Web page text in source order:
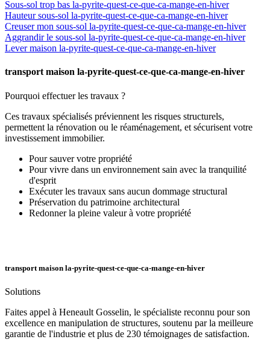
Sous-sol trop bas la-pyrite-quest-ce-que-ca-mange-en-hiver
Hauteur sous-sol la-pyrite-quest-ce-que-ca-mange-en-hiver
Creuser mon sous-sol la-pyrite-quest-ce-que-ca-mange-en-hiver
Aggrandir le sous-sol la-pyrite-quest-ce-que-ca-mange-en-hiver
Lever maison la-pyrite-quest-ce-que-ca-mange-en-hiver
transport maison la-pyrite-quest-ce-que-ca-mange-en-hiver
Pourquoi effectuer les travaux ?
Ces travaux spécialisés préviennent les risques structurels,
permettent la rénovation ou le réaménagement, et sécurisent votre
investissement immobilier.
Pour sauver votre propriété
Pour vivre dans un environnement sain avec la tranquilité
d'esprit
Exécuter les travaux sans aucun dommage structural
Préservation du patrimoine architectural
Redonner la pleine valeur à votre propriété
transport maison la-pyrite-quest-ce-que-ca-mange-en-hiver
Solutions
Faites appel à Heneault Gosselin, le spécialiste reconnu pour son
excellence en manipulation de structures, soutenu par la meilleure
garantie de l'industrie et plus de 230 témoignages de satisfaction.